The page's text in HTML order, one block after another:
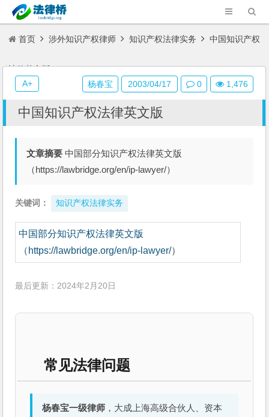
首页 涉外知识产权律师 知识产权法律实务 中国知识产权
法律英文版
中国知识产权法律英文版
文章摘要 中国部分知识产权法律英文版
（https://lawbridge.org/en/ip-lawyer/）
关键词： 知识产权法律实务
中国部分知识产权法律英文版
（https://lawbridge.org/en/ip-lawyer/）
最后更新：2024年2月20日
常见法律问题
杨春宝一级律师 ，大成上海高级合伙人、资本
杨春宝 2003/04/17 0 1,476
A+